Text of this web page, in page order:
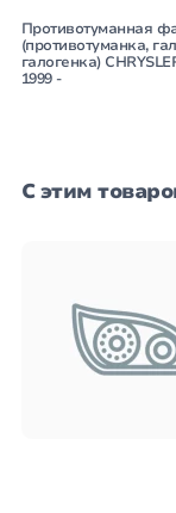
Противотуманная
(противотуманка,
галогенка)
1999 -
С этим